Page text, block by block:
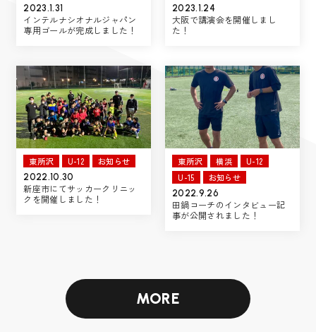
2023.1.31
インテルナシオナルジャパン
専用ゴールが完成しました！
2023.1.24
大阪で講演会を開催しまし
た！
東所沢 U-12 お知らせ
2022.10.30
新座市にてサッカークリニッ
クを開催しました！
東所沢 横浜
U-12
U-15
お知らせ
2022.9.26
田鍋コーチのインタビュー記
事が公開されました！
MORE